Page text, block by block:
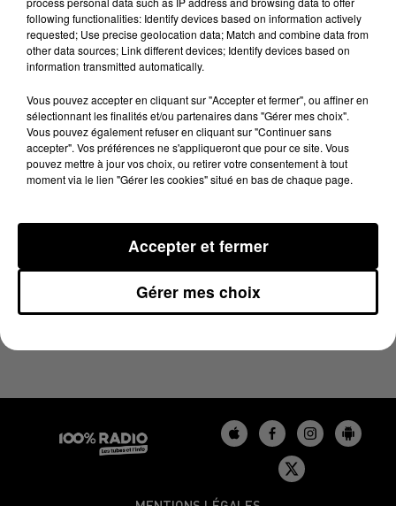
100%
22 juin 2023 - 1 min 14 sec
L'AGENDA DU GERS DU 22/06/2023 À 10H40
following functionalities: Identify devices based on information actively
requested; Use precise geolocation data; Match and combine data from
other data sources; Link different devices; Identify devices based on
information transmitted automatically.
Vous pouvez accepter en cliquant sur "Accepter et fermer", ou affiner en
sélectionnant les finalités et/ou partenaires dans "Gérer mes choix".
Vous pouvez également refuser en cliquant sur "Continuer sans
accepter". Vos préférences ne s'appliqueront que pour ce site. Vous
pouvez mettre à jour vos choix, ou retirer votre consentement à tout
moment via le lien "Gérer les cookies" situé en bas de chaque page.
Gérer mes choix
Accepter et fermer